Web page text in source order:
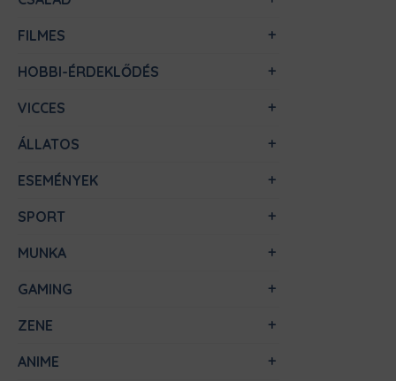
FILMES
HOBBI-ÉRDEKLŐDÉS
VICCES
ÁLLATOS
ESEMÉNYEK
SPORT
MUNKA
GAMING
ZENE
ANIME